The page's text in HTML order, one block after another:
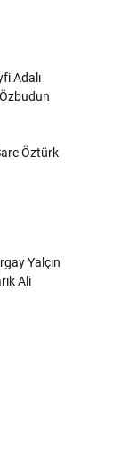
Adalı
Öztürk
Yalçın
Ali